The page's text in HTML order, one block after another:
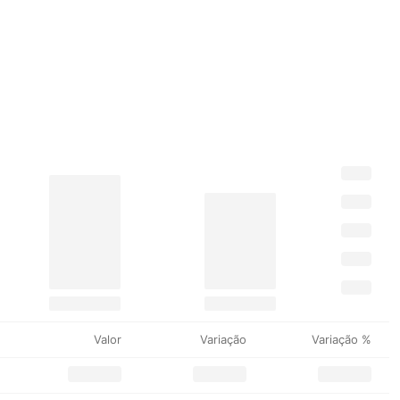
Valor Variação Variação %